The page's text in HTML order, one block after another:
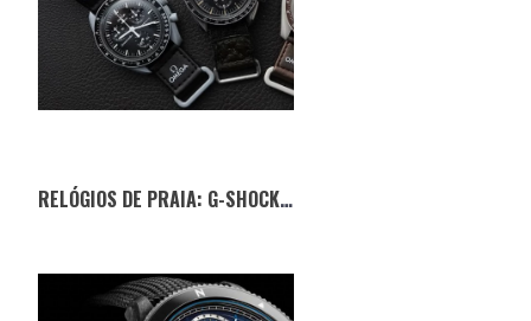
RELÓGIOS DE PRAIA: G-SHOCK VS MOONSWATCH — QUAL É O MELHOR PARA O VERÃO?